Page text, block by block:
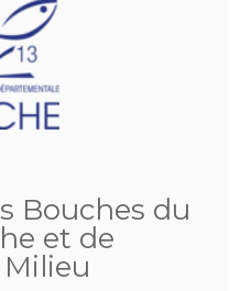
Bouches du
et de